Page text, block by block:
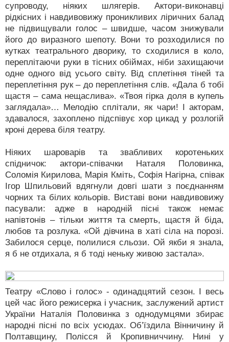
супроводу, ніяких шлягерів. Актори-виконавці
рідкісних і навдивовижу проникливих ліричних балад
не підвищували голос – швидше, часом знижували
його до виразного шепоту. Вони то розходилися по
кутках театрального дворику, то сходилися в коло,
переплітаючи руки в тісних обіймах, ніби захищаючи
одне одного від усього світу. Від сплетіння тіней та
переплетіння рук – до переплетіння слів. «Дала б тобі
щастя – сама нещаслива». «Твоя гірка доля в купель
заглядала»… Мелодію сплітали, як чари! І акторам,
здавалося, захоплено підспівує хор цикад у розлогій
кроні дерева біля театру.
Ніяких шароварів та звабливих коротеньких
спідничок: актори-співачки Наталя Половинка,
Соломія Кирилова, Марія Кміть, Софія Нагірна, співак
Ігор Шпильовий вдягнули довгі шати з поєднанням
чорних та білих кольорів. Виставі вони навдивовижу
пасували: адже в народній пісні також немає
напівтонів – тільки життя та смерть, щастя й біда,
любов та розлука. «Ой дівчина в хаті сіла на порозі.
Забилося серце, полилися сльози. Ой якби я знала,
я б не отдихала, я б тоді неньку живою застала».
Театру «Слово і голос» - одинадцятий сезон. І весь
цей час його режисерка і учасник, заслужений артист
України Наталія Половинка з однодумцями збирає
народні пісні по всіх усюдах. Об’їздила Вінничину й
Полтавщину, Полісся й Кропивниччину. Нині у